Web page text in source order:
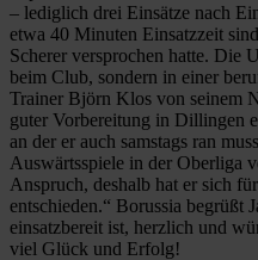
– lediglich drei Einsätze nach
etwa 40 Minuten Einsatzzeit
Scherer versprochen hatte. Die
beim Club, sondern in einer
Trainer Björn Klos von seinem
guter Vorbereitung in Dillingen
an der er auch samstags ran
Auswärtsspiele in der Oberliga
Anspruch, deshalb hat er sich
entschieden.“ Borussia begrüßt
einsatzbereit ist, herzlich und
viel Glück und Erfolg!